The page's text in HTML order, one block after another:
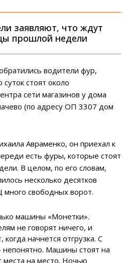
заявляют, что ждут
прошлой недели
водители фур,
стоят около
сети магазинов у дома
(по адресу ОП 3307 дом
Авраменко, он приехал к
есть фуры, которые стоят
В целом, по его словам,
несколько десятков
свободных ворот.
машины «Монетки».
не говорят ничего, и
начнется отгрузка. С
Машины стоят на
места на место. Ночью